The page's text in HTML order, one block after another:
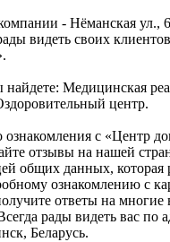
- Нёманская ул.,
видеть своих
Медицинская
центр.
с «Центр
отзывы на нашей
общих данных, которая
ознакомлению с
ответы на многие
рады видеть вас по
Беларусь.